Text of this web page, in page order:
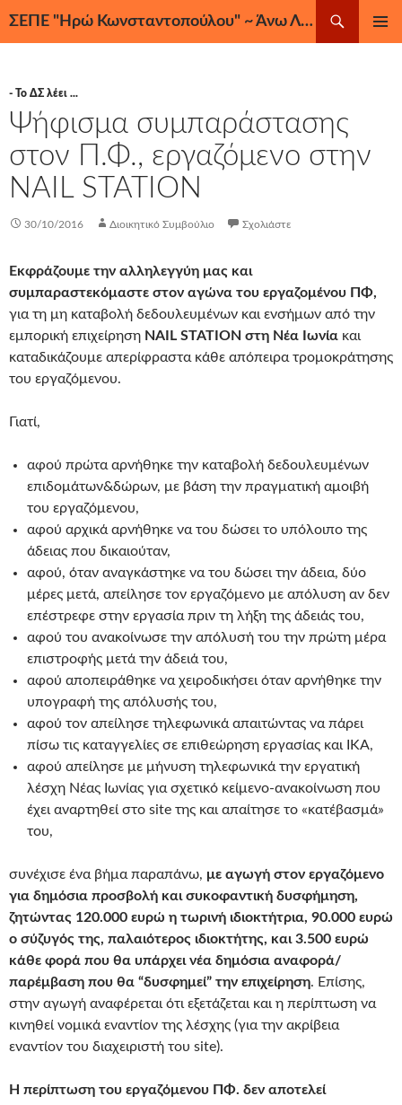
ΣΕΠΕ "Ηρώ Κωνσταντοπούλου" ~ Άνω Λιόσια, Ζεφύρι, Φυλή
- Το ΔΣ λέει ...
Ψήφισμα συμπαράστασης
στον Π.Φ., εργαζόμενο στην
NAIL STATION
30/10/2016 Διοικητικό Συμβούλιο Σχολιάστε
Εκφράζουμε την αλληλεγγύη μας και
συμπαραστεκόμαστε στον αγώνα του εργαζομένου ΠΦ,
για τη μη καταβολή δεδουλευμένων και ενσήμων από την
εμπορική επιχείρηση NAIL STATION στη Νέα Ιωνία και
καταδικάζουμε απερίφραστα κάθε απόπειρα τρομοκράτησης
του εργαζόμενου.
Γιατί,
αφού πρώτα αρνήθηκε την καταβολή δεδουλευμένων
επιδομάτων&δώρων, με βάση την πραγματική αμοιβή
του εργαζόμενου,
αφού αρχικά αρνήθηκε να του δώσει το υπόλοιπο της
άδειας που δικαιούταν,
αφού, όταν αναγκάστηκε να του δώσει την άδεια, δύο
μέρες μετά, απείλησε τον εργαζόμενο με απόλυση αν δεν
επέστρεφε στην εργασία πριν τη λήξη της άδειάς του,
αφού του ανακοίνωσε την απόλυσή του την πρώτη μέρα
επιστροφής μετά την άδειά του,
αφού αποπειράθηκε να χειροδικήσει όταν αρνήθηκε την
υπογραφή της απόλυσής του,
αφού τον απείλησε τηλεφωνικά απαιτώντας να πάρει
πίσω τις καταγγελίες σε επιθεώρηση εργασίας και ΙΚΑ,
αφού απείλησε με μήνυση τηλεφωνικά την εργατική
λέσχη Νέας Ιωνίας για σχετικό κείμενο-ανακοίνωση που
έχει αναρτηθεί στο site της και απαίτησε το «κατέβασμά»
του,
συνέχισε ένα βήμα παραπάνω, με αγωγή στον εργαζόμενο
για δημόσια προσβολή και συκοφαντική δυσφήμηση,
ζητώντας 120.000 ευρώ η τωρινή ιδιοκτήτρια, 90.000 ευρώ
ο σύζυγός της, παλαιότερος ιδιοκτήτης, και 3.500 ευρώ
κάθε φορά που θα υπάρχει νέα δημόσια αναφορά/
παρέμβαση που θα “δυσφημεί” την επιχείρηση. Επίσης,
στην αγωγή αναφέρεται ότι εξετάζεται και η περίπτωση να
κινηθεί νομικά εναντίον της λέσχης (για την ακρίβεια
εναντίον του διαχειριστή του site).
Η περίπτωση του εργαζόμενου ΠΦ. δεν αποτελεί